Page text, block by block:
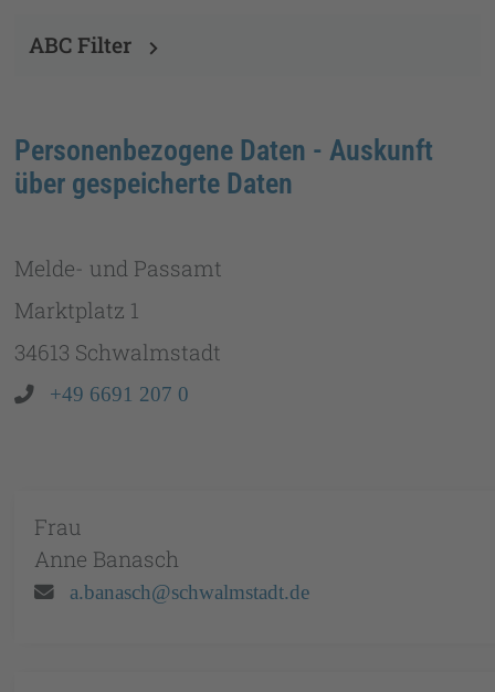
ABC Filter
Personenbezogene Daten - Auskunft
über gespeicherte Daten
Melde- und Passamt
Marktplatz 1
34613 Schwalmstadt
Telefon:
+49 6691 207 0
Frau
Anne Banasch
Email:
a.banasch@schwalmstadt.de